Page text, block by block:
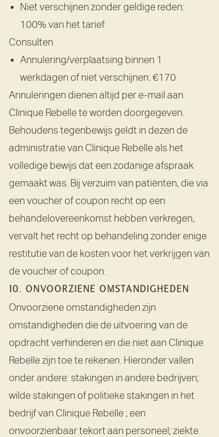
Niet verschijnen zonder geldige reden:
100% van het tarief
Consulten
Annulering/verplaatsing binnen 1
werkdagen of niet verschijnen: €170
Annuleringen dienen altijd per e-mail aan
Clinique Rebelle te worden doorgegeven.
Behoudens tegenbewijs geldt in dezen de
administratie van Clinique Rebelle als het
volledige bewijs dat een zodanige afspraak
gemaakt was. Bij verzuim van patiënten, die via
een voucher of coupon recht op een
behandelovereenkomst hebben verkregen,
vervalt het recht op behandeling zonder enige
restitutie van de kosten voor het verkrijgen van
de voucher of coupon.
10. ONVOORZIENE OMSTANDIGHEDEN
Onvoorziene omstandigheden zijn
omstandigheden die de uitvoering van de
opdracht verhinderen en die niet aan Clinique
Rebelle zijn toe te rekenen. Hieronder vallen
onder andere: stakingen in andere bedrijven;
wilde stakingen of politieke stakingen in het
bedrijf van Clinique Rebelle ; een
onvoorzienbaar tekort aan personeel; ziekte